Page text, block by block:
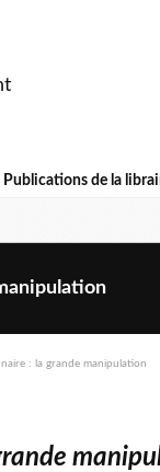
Publications de la